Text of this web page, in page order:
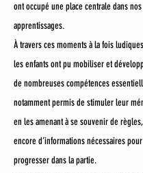
ont occupé une place centrale dans nos
apprentissages.
À travers ces moments à la fois
les enfants ont pu mobiliser et
de nombreuses compétences
notamment permis de stimuler leur
en les amenant à se souvenir de
encore d’informations nécessaires pour
progresser dans la partie.